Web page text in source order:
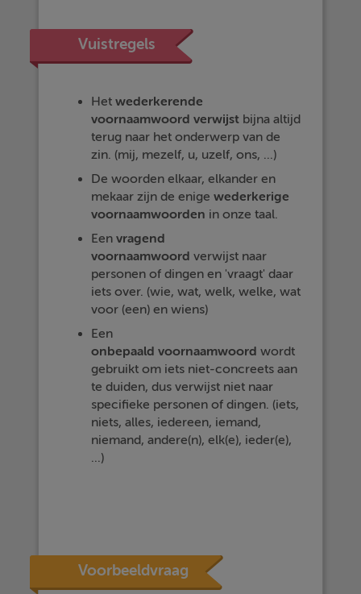
Vuistregels
Hetwederkerende
voornaamwoord verwijst bijna altijd
terug naar het onderwerp van de
zin. (mij, mezelf, u, uzelf, ons, ...)
De woorden elkaar, elkander en
mekaar zijn de enigewederkerige
voornaamwoorden in onze taal.
Eenvragend
voornaamwoord verwijst naar
personen of dingen en 'vraagt' daar
iets over. (wie, wat, welk, welke, wat
voor (een) en wiens)
Een
onbepaald voornaamwoord wordt
gebruikt om iets niet-concreets aan
te duiden, dus verwijst niet naar
specifieke personen of dingen. (iets,
niets, alles, iedereen, iemand,
niemand, andere(n), elk(e), ieder(e),
...)
Voorbeeldvraag